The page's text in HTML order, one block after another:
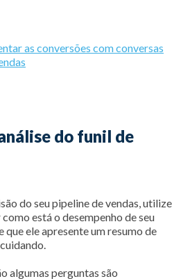
as conversões com conversas
do funil de
do seu pipeline de vendas, utilize
está o desempenho de seu
ele apresente um resumo de
algumas perguntas são